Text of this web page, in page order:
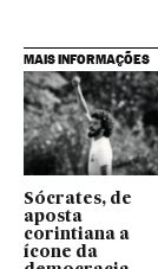
MAIS INFORMAÇÕES
Sócrates, de
aposta
corintiana a
ícone da